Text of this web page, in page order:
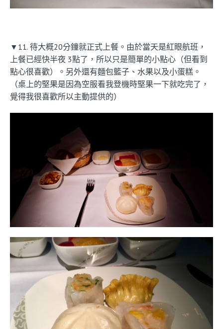
▼11. 待大概20分鐘就正式上餐。由於當天是紅眼航班，
上餐已經快半夜 3點了，所以只是簡單的小點心（但看到
點心很喜歡）。另外還有麵包籃子、水果以及小蛋糕。
（桌上的堅果是因為空服看我登機時堅果一下就吃完了，
覺得我很喜歡所以主動提供的）